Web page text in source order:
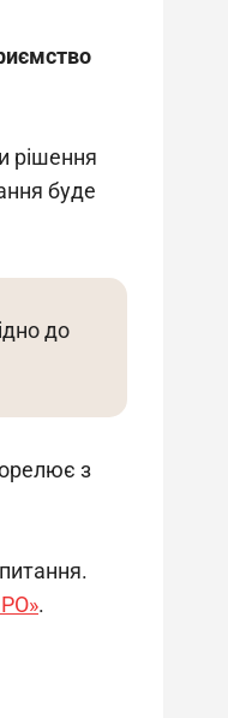
рішення
буде
до
з
.